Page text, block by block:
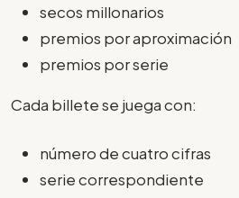
secos millonarios
premios por aproximación
premios por serie
Cada billete se juega con:
número de cuatro cifras
serie correspondiente